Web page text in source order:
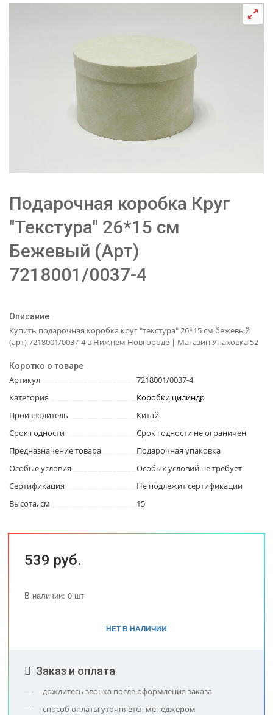
Подарочная коробка Круг
"Текстура" 26*15 см
Бежевый (Арт)
7218001/0037-4
Описание
Купить подарочная коробка круг "текстура" 26*15 см бежевый
(арт) 7218001/0037-4 в Нижнем Новгороде | Магазин Упаковка 52
Коротко о товаре
Артикул
7218001/0037-4
Категория
Коробки цилиндр
Производитель
Китай
Срок годности
Срок годности не ограничен
Предназначение товара
Подарочная упаковка
Особые условия
Особых условий не требует
Сертификация
Не подлежит сертификации
Высота, см
15
539 руб.
В наличии: 0 шт
НЕТ В НАЛИЧИИ
Заказ и оплата
дождитесь звонка после оформления заказа
способ оплаты уточняется менеджером